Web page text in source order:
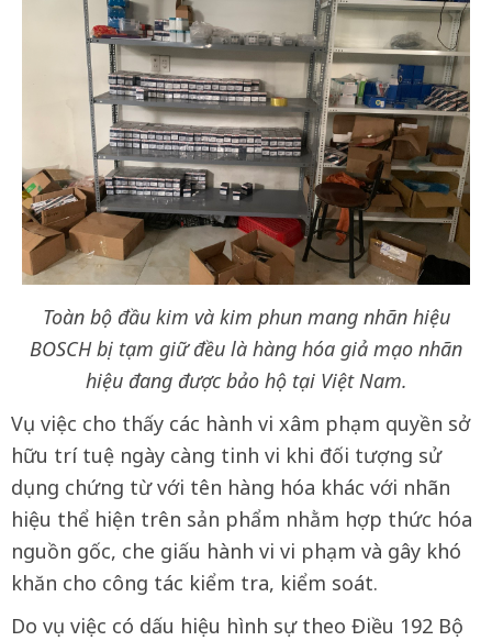
Toàn bộ đầu kim và kim phun mang nhãn hiệu
BOSCH bị tạm giữ đều là hàng hóa giả mạo nhãn
hiệu đang được bảo hộ tại Việt Nam.
Vụ việc cho thấy các hành vi xâm phạm quyền sở
hữu trí tuệ ngày càng tinh vi khi đối tượng sử
dụng chứng từ với tên hàng hóa khác với nhãn
hiệu thể hiện trên sản phẩm nhằm hợp thức hóa
nguồn gốc, che giấu hành vi vi phạm và gây khó
khăn cho công tác kiểm tra, kiểm soát.
Do vụ việc có dấu hiệu hình sự theo Điều 192 Bộ